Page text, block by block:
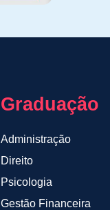
Graduação
Administração
Direito
Psicologia
Gestão Financeira